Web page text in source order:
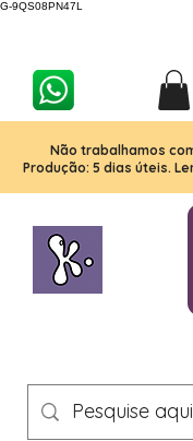
G-9QS08PN47L
Não trabalhamos
Produção: 5 dias úteis.